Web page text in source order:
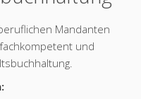
Mandanten
und